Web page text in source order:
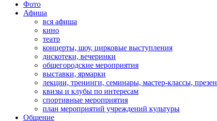
Фото
Афиша
вся афиша
кино
театр
концерты, шоу, цирковые выступления
дискотеки, вечеринки
общегородские мероприятия
выставки, ярмарки
лекции, тренинги, семинары, мастер-классы,
квизы и клубы по интересам
спортивные мероприятия
план мероприятий учреждений культуры
Общение